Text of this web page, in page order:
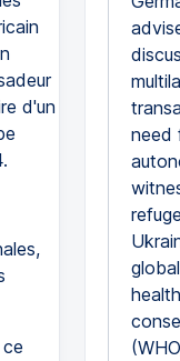
d'un
need